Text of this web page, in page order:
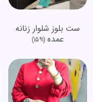
ست بلوز شلوار زنانه
عمده(1591)